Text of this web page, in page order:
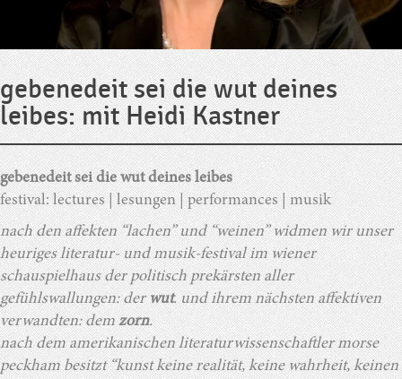
gebenedeit sei die wut deines
leibes: mit Heidi Kastner
gebenedeit sei die wut deines leibes
festival: lectures | lesungen | performances | musik
nach den affekten “lachen” und “weinen” widmen wir unser
heuriges literatur- und musik-festival im wiener
schauspielhaus der politisch prekärsten aller
gefühlswallungen: derwut. und ihrem nächsten affektiven
verwandten: demzorn.
nach dem amerikanischen literaturwissenschaftler morse
peckham besitzt “kunst keine realität, keine wahrheit, keinen